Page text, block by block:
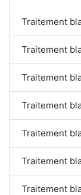
Traitement
Traitement
Traitement
Traitement
Traitement
Traitement
Traitement